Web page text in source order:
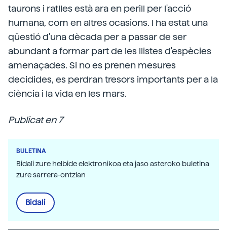
taurons i ratlles està ara en perill per l'acció
humana, com en altres ocasions. I ha estat una
qüestió d'una dècada per a passar de ser
abundant a formar part de les llistes d'espècies
amenaçades. Si no es prenen mesures
decidides, es perdran tresors importants per a la
ciència i la vida en les mars.
Publicat en 7
BULETINA
Bidali zure helbide elektronikoa eta jaso asteroko buletina
zure sarrera-ontzian
Bidali